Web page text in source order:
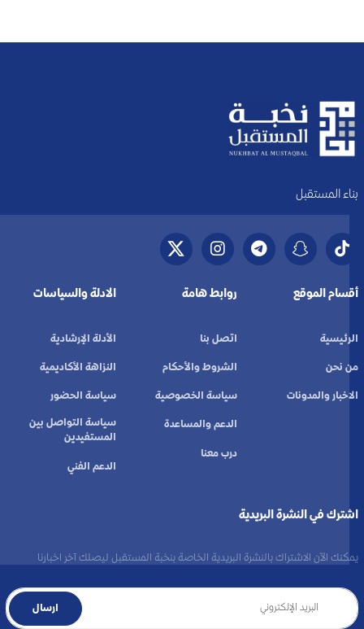
بناء المستقبل
أقسام الموقع
الرئيسية
من نحن
الاخبار والمدونات
روابط هامة
اتصل بنا
الشروط والأحكام
سياسة الخصوصية
الدعم والمساعدة
درب معنا
الادلة والسياسات
الأدلة الإرشادية
النزاهة الأكاديمية
سياسة الحضور
سياسة التواصل بين
المستفيدين
الدعم الفني
اشترك في النشرة البريدية
يمكنك الآن الاشتراك بالنشرة البريدية الخاصة بنخبة المستقبل ليصلك آخر اخبارنا
ارسال